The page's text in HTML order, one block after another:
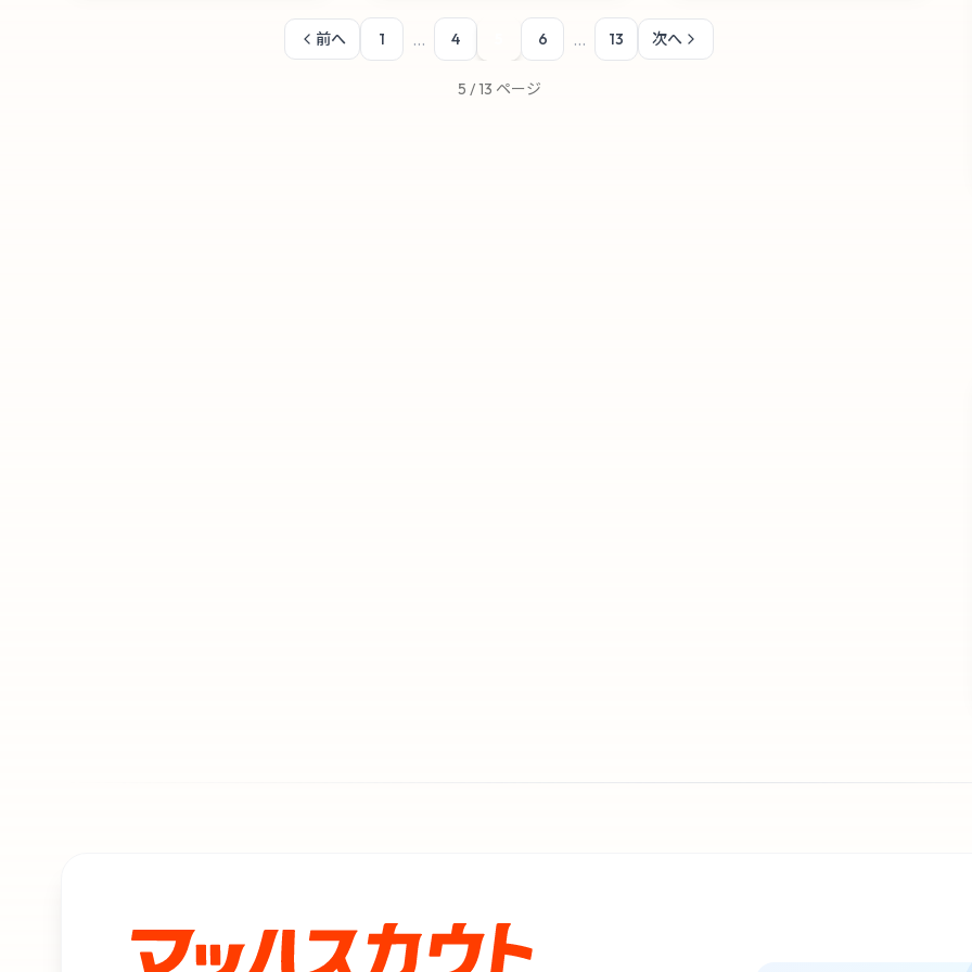
前へ 1 ... 4 6 ... 13 次へ
5 /13 ページ